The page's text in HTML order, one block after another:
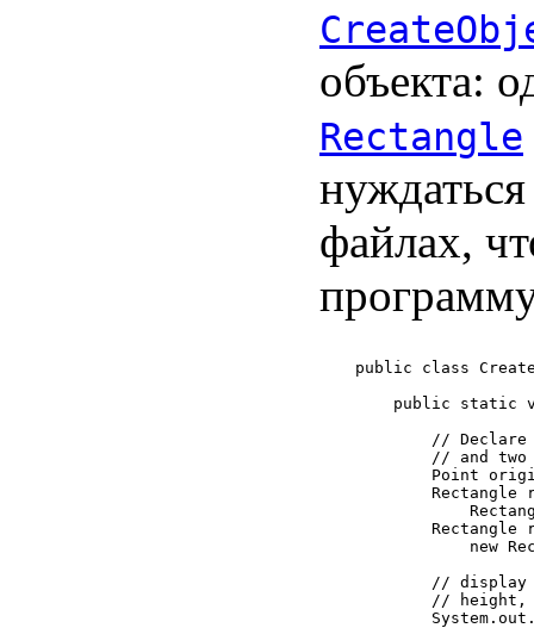
объекта:
Rectangle
файлах,
public class
public static
// Declare
// and two
Point
Rectangle
Rectangle
new
// display
// height,